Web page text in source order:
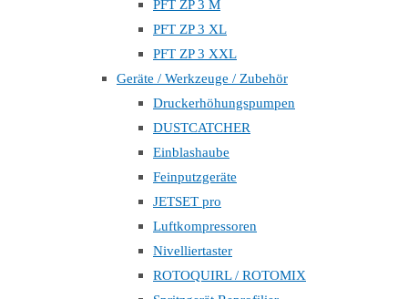
PFT ZP 3 M
PFT ZP 3 XL
PFT ZP 3 XXL
Geräte / Werkzeuge / Zubehör
Druckerhöhungspumpen
DUSTCATCHER
Einblashaube
Feinputzgeräte
JETSET pro
Luftkompressoren
Nivelliertaster
ROTOQUIRL / ROTOMIX